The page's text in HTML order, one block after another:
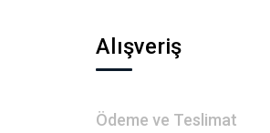
Alışveriş
Ödeme ve Teslimat